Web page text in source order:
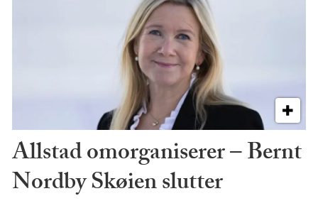
Allstad omorganiserer – Bernt
Nordby Skøien slutter